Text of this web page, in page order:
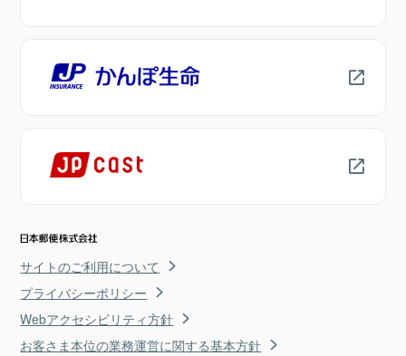
サイトのご利用について
プライバシーポリシー
Webアクセシビリティ方針
お客さま本位の業務運営に関する基本方針